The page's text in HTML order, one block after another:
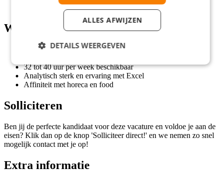
Mogelijkheid om parttime te werken (32 uur)
Wat wij vragen
Minimaal hbo werk- en denkniveau
32 tot 40 uur per week beschikbaar
Analytisch sterk en ervaring met Excel
Affiniteit met horeca en food
Solliciteren
Ben jij de perfecte kandidaat voor deze vacature en voldoe je aan de
eisen? Klik dan op de knop 'Solliciteer direct!' en we nemen zo snel
mogelijk contact met je op!
Extra informatie
ALLES AFWIJZEN
DETAILS WEERGEVEN